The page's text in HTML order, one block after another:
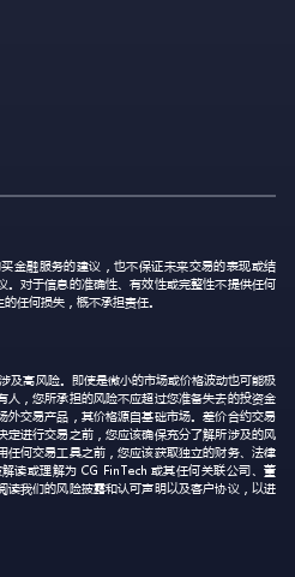
金融服务的建议，也不保证未来交易的表现或结
对于信息的准确性、有效性或完整性不提供任何
任何损失，概不承担责任。
及高风险。即使是微小的市场或价格波动也可能极
，您所承担的风险不应超过您准备失去的投资金
交易产品，其价格源自基础市场。差价合约交易
进行交易之前，您应该确保充分了解所涉及的风
何交易工具之前，您应该获取独立的财务、法律
读或理解为 CG FinTech 或其任何关联公司、董
我们的风险披露和认可声明以及客户协议，以进